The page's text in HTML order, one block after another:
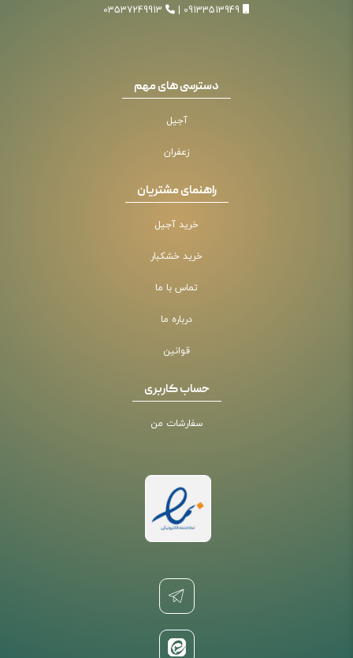
09133513949
03537249913
دسترسی های مهم
آجیل
زعفران
راهنمای مشتریان
خرید آجیل
خرید خشکبار
تماس با ما
درباره ما
قوانین
حساب کاربری
سفارشات من